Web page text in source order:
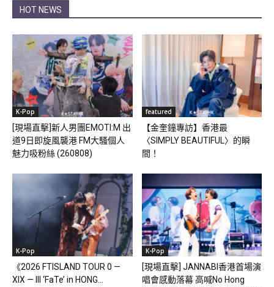
HOT NEWS
K-Pop
[現場直擊]新人男團EMOTI:M 出
道9日即旋風襲港 FM大騷個人
魅力吸粉絲 (260808)
featured
【金奎鐘專訪】香港最
〈SIMPLY BEAUTIFUL〉的瞬
間！
K-Pop
《2026 FTISLAND TOUR 0 —
XIX — III ‘FaTe’ in HONG...
K-Pop
[現場直擊] JANNABI香港首場演
唱會感動落幕 高喊No Hong